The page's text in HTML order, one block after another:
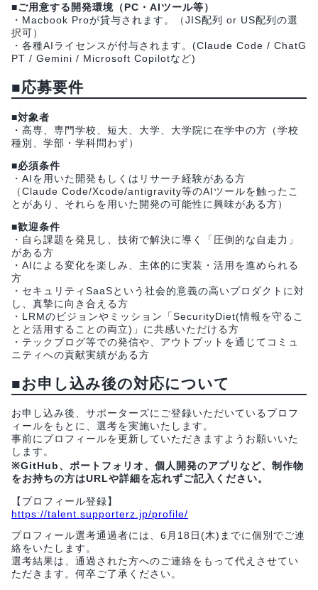
■ご用意する開発環境（PC・AIツール等）
・Macbook Proが貸与されます。（JIS配列 or US配列の選
択可）
・各種AIライセンスが付与されます。(Claude Code / ChatG
PT / Gemini / Microsoft Copilotなど)
■応募要件
■対象者
・高専、専門学校、短大、大学、大学院に在学中の方（学校
種別、学部・学科問わず）
■必須条件
・AIを用いた開発もしくはリサーチ経験がある方
（Claude Code/Xcode/antigravity等のAIツールを触ったこ
とがあり、それらを用いた開発の可能性に興味がある方）
■歓迎条件
・自ら課題を発見し、技術で解決に導く「圧倒的な自走力」
がある方
・AIによる変化を楽しみ、主体的に実装・活用を進められる
方
・セキュリティSaaSという社会的意義の高いプロダクトに対
し、真摯に向き合える方
・LRMのビジョンやミッション「SecurityDiet(情報を守るこ
とと活用することの両立)」に共感いただける方
・テックブログ等での発信や、アウトプットを通じてコミュ
ニティへの貢献実績がある方
■お申し込み後の対応について
お申し込み後、サポーターズにご登録いただいているプロフ
ィールをもとに、選考を実施いたします。
事前にプロフィールを更新していただきますようお願いいた
します。
※GitHub、ポートフォリオ、個人開発のアプリなど、制作物
をお持ちの方はURLや詳細を忘れずご記入ください。
【プロフィール登録】
https://talent.supporterz.jp/profile/
プロフィール選考通過者には、6月18日(木)までに個別でご連
絡をいたします。
選考結果は、通過された方へのご連絡をもって代えさせてい
ただきます。何卒ご了承ください。